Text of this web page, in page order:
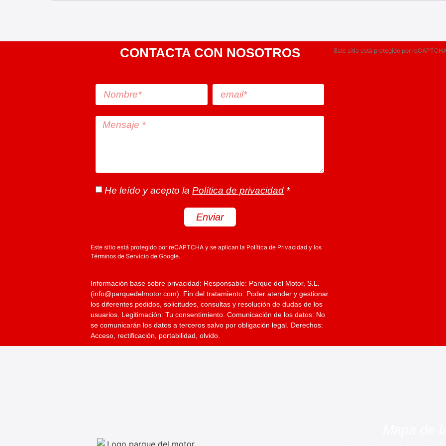
CONTACTA CON NOSOTROS
He leído y acepto laPolítica de privacidad *
Enviar
Este sitio está protegido por reCAPTCHA y se aplican la Política de Privacidad y los
Términos de Servicio de Google.
Información base sobre privacidad: Responsable: Parque del Motor, S.L.
(info@parquedelmotor.com). Fin del tratamiento: Poder atender y gestionar
los diferentes pedidos, solicitudes, consultas y resolución de dudas de los
usuarios. Legitimación: Tu consentimiento.Comunicación de los datos: No
se comunicarán los datos a terceros salvo por obligación legal. Derechos:
Acceso, rectificación, portabilidad, olvido.
Este sitio está protegido por